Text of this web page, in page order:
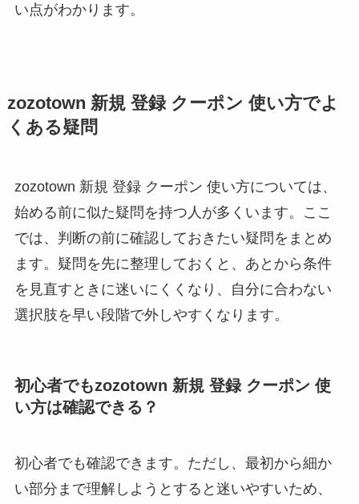
い点がわかります。
zozotown 新規 登録 クーポン 使い方でよ
くある疑問
zozotown 新規 登録 クーポン 使い方については、
始める前に似た疑問を持つ人が多くいます。ここ
では、判断の前に確認しておきたい疑問をまとめ
ます。疑問を先に整理しておくと、あとから条件
を見直すときに迷いにくくなり、自分に合わない
選択肢を早い段階で外しやすくなります。
初心者でもzozotown 新規 登録 クーポン 使
い方は確認できる？
初心者でも確認できます。ただし、最初から細か
い部分まで理解しようとすると迷いやすいため、